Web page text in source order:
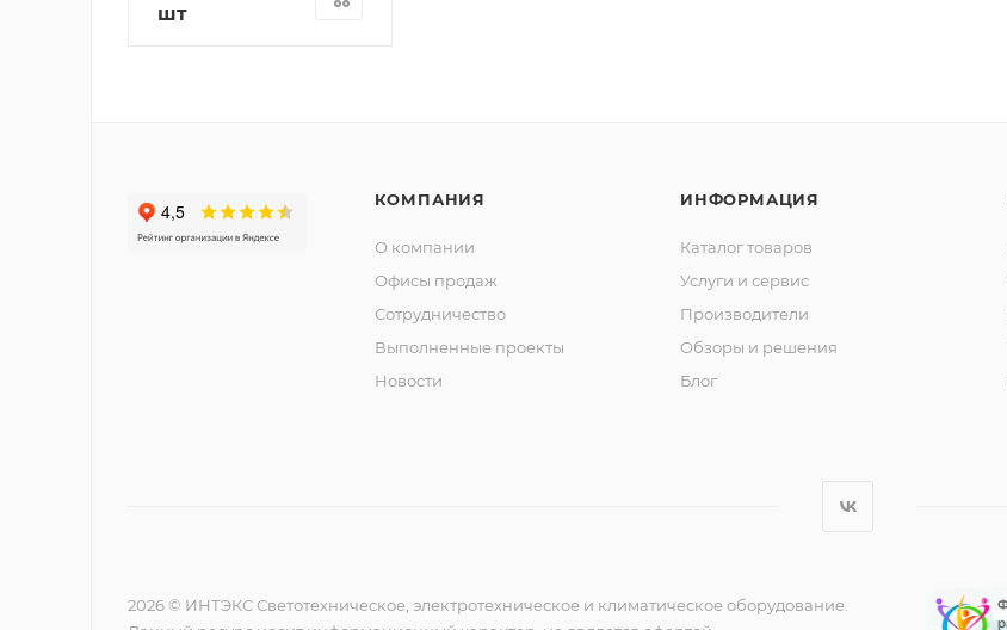
шт
КОМПАНИЯ
О компании
Офисы продаж
Сотрудничество
Выполненные проекты
Новости
ИНФОРМАЦИЯ
Каталог товаров
Услуги и сервис
Производители
Обзоры и решения
Блог
2026 © ИНТЭКС Светотехническое, электротехническое и климатическое оборудование.